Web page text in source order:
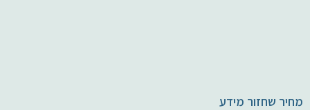
מחיר שחזור מידע